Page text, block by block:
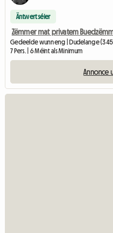
Äntwert séier
Zëmmer mat privatem
Gedeelde wunneng | Dudelange
7 Pers. | 6 Méint als Minimum
Annonce